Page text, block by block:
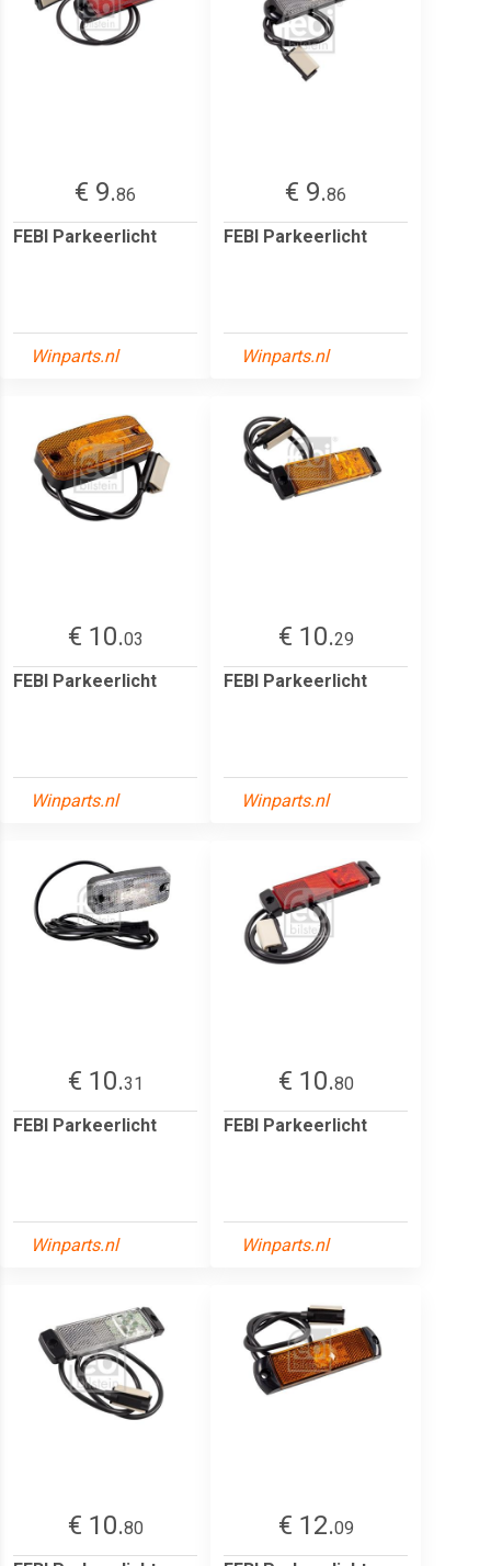
€ 9.86
FEBI Parkeerlicht
Winparts.nl
€ 9.86
FEBI Parkeerlicht
Winparts.nl
€ 10.03
FEBI Parkeerlicht
Winparts.nl
€ 10.29
FEBI Parkeerlicht
Winparts.nl
€ 10.31
FEBI Parkeerlicht
Winparts.nl
€ 10.80
FEBI Parkeerlicht
Winparts.nl
€ 10.80
€ 12.09